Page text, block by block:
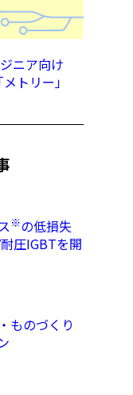
ニア向け
トリー」
※の低損失
圧IGBTを開
ものづくり